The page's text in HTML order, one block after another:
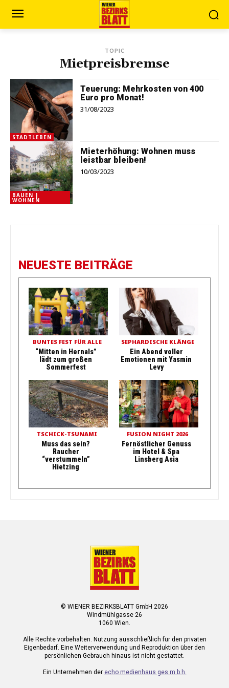
TOPIC
Mietpreisbremse
STADTLEBEN
Teuerung: Mehrkosten von 400
Euro pro Monat!
31/08/2023
BAUEN |
WOHNEN
Mieterhöhung: Wohnen muss
leistbar bleiben!
10/03/2023
NEUESTE BEITRÄGE
BUNTES FEST FÜR ALLE
“Mitten in Hernals”
lädt zum großen
Sommerfest
SEPHARDISCHE KLÄNGE
Ein Abend voller
Emotionen mit Yasmin
Levy
TSCHICK-TSUNAMI
Muss das sein?
Raucher
“verstummeln”
Hietzing
FUSION NIGHT 2026
Fernöstlicher Genuss
im Hotel & Spa
Linsberg Asia
© WIENER BEZIRKSBLATT GmbH 2026
Windmühlgasse 26
1060 Wien.
Alle Rechte vorbehalten. Nutzung ausschließlich für den privaten
Eigenbedarf. Eine Weiterverwendung und Reproduktion über den
persönlichen Gebrauch hinaus ist nicht gestattet.
Ein Unternehmen der echo medienhaus ges.m.b.h.